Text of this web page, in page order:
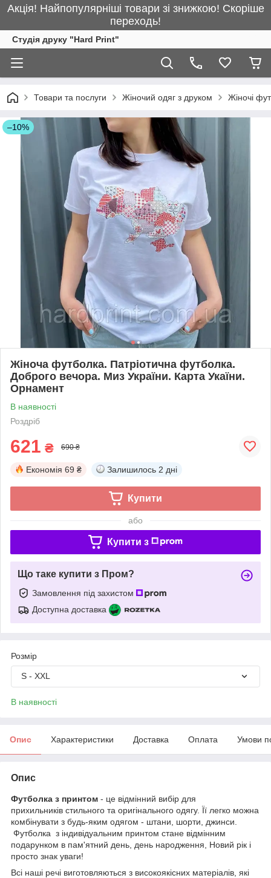
Акція! Найпопулярніші товари зі знижкою! Скоріше
переходь!
Студія друку "Hard Print"
Товари та послуги Жіночий одяг з друком Жіночі
–10%
Жіноча футболка. Патріотична футболка.
Доброго вечора. Миз України. Карта Укаїни.
Орнамент
В наявності
Роздріб
621 ₴ 690 ₴
Економія 69 ₴ Залишилось 2 дні
Купити
або
Купити з
Що таке купити з Пром?
Замовлення під захистом
Доступна доставка
Розмір
S - XXL
В наявності
Опис Характеристики Доставка Оплата Умови
Опис
Футболка з принтом - це відмінний вибір для
прихильників стильного та оригінального одягу. Її легко можна
комбінувати з будь-яким одягом - штани, шорти, джинси.
Футболка з індивідуальним принтом стане відмінним
подарунком в пам'ятний день, день народження, Новий рік і
просто знак уваги!
Всі наші речі виготовляються з високоякісних матеріалів, які